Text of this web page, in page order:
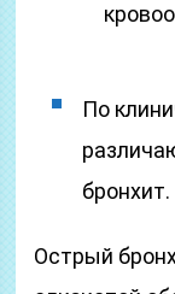
По
бронхит.
Острый